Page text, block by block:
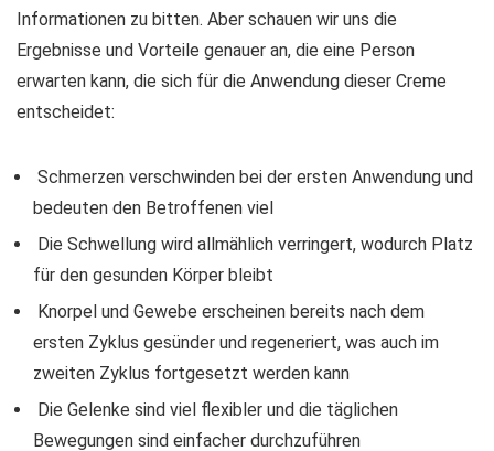
Informationen zu bitten. Aber schauen wir uns die
Ergebnisse und Vorteile genauer an, die eine Person
erwarten kann, die sich für die Anwendung dieser Creme
entscheidet:
Schmerzen verschwinden bei der ersten Anwendung und
bedeuten den Betroffenen viel
Die Schwellung wird allmählich verringert, wodurch Platz
für den gesunden Körper bleibt
Knorpel und Gewebe erscheinen bereits nach dem
ersten Zyklus gesünder und regeneriert, was auch im
zweiten Zyklus fortgesetzt werden kann
Die Gelenke sind viel flexibler und die täglichen
Bewegungen sind einfacher durchzuführen